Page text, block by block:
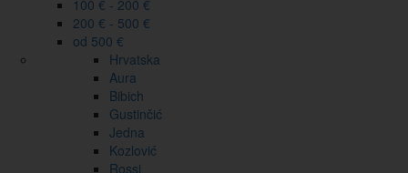
100 € - 200 €
200 € - 500 €
od 500 €
Hrvatska
Aura
Bibich
Gustinčić
Jedna
Kozlović
Rossi